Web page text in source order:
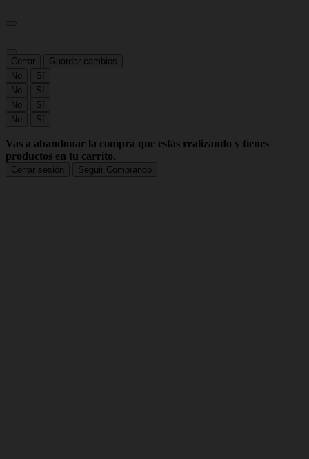
Cerrar
Guardar cambios
No
Sí
No
Sí
No
Sí
No
Sí
Vas a abandonar la compra que estás realizando y tienes
productos en tu carrito.
Cerrar sesión Seguir Comprando